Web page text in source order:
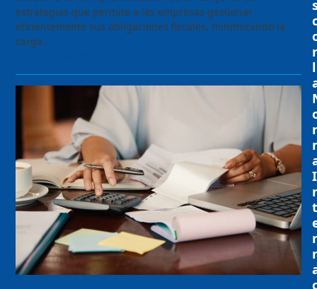
estrategias que permite a las empresas gestionar
eficientemente sus obligaciones fiscales, minimizando la
carga…
l
r
I
t
r